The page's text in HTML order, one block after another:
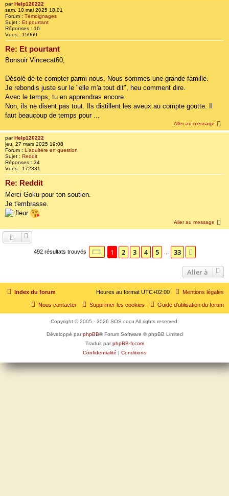
parHelp120222
sam. 10 mai 2025 18:01
Forum : Témoignages
Sujet : Et pourtant
Réponses : 16
Vues : 15960
Re: Et pourtant
Bonsoir Vincecat60,
Désolé de te compter parmi nous. Nous sommes une grande famille.
Je rebondis juste sur le "elle m'a tout dit", heu comment dire.
Avec le temps, tu en apprendras encore.
Non, ils ne disent pas tout. Ils distillent les aveux au compte goutte. Il
faut beaucoup de temps pour ...
Aller au message
parHelp120222
jeu. 27 mars 2025 19:08
Forum : L'adultère en question
Sujet : Reddit
Réponses : 34
Vues : 172331
Re: Reddit
Merci Goku pour ton soutien.
Je t'embrasse.
Aller au message
492 résultats trouvés Page 1sur33
1 2 3 4 5 33
Aller à
Index du forum Mentions légales
Heures au format UTC+02:00
Guide d'utilisation du forum
Supprimer les cookies
Nous contacter
Copyright © 2005 - 2026 SOS cocu All rights reserved.
Développé parphpBB® Forum Software © phpBB Limited
Traduit parphpBB-fr.com
Confidentialité | Conditions